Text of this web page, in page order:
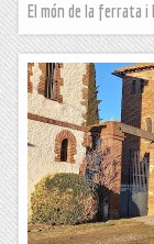
El món de la ferrata i